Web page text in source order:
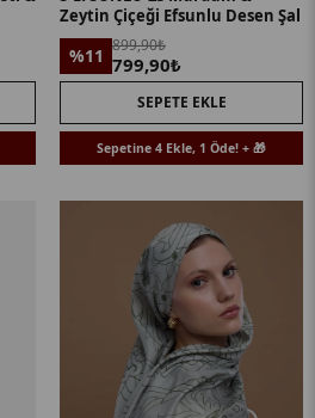
Zeytin Çiçeği Efsunlu Desen Şal
%11 899,90₺
799,90₺
SEPETE EKLE
Sepetine 4 Ekle, 1 Öde! + 🎁